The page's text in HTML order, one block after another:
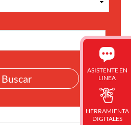
ASISTENTE EN
LINEA
HERRAMIENTA
DIGITALES